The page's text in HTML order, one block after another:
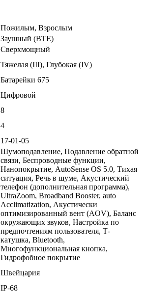
Пожилым, Взрослым
Заушный (BTE)
Сверхмощный
Тяжелая (III), Глубокая (IV)
Батарейки 675
Цифровой
8
4
17-01-05
Шумоподавление, Подавление обратной
связи, Беспроводные функции,
Нанопокрытие, AutoSense OS 5.0, Тихая
ситуация, Речь в шуме, Акустический
телефон (дополнительная программа),
UltraZoom, Broadband Booster, auto
Acclimatization, Акустически
оптимизированный вент (AOV), Баланс
окружающих звуков, Настройка по
предпочтениям пользователя, Т-
катушка, Bluetooth,
Многофункциональная кнопка,
Гидрофобное покрытие
Швейцария
IP-68